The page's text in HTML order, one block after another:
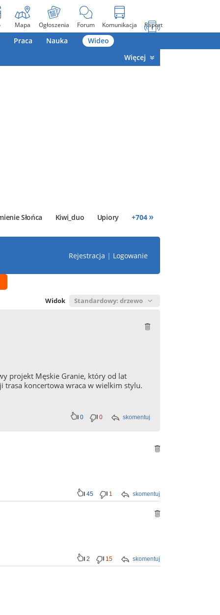
Mapa Ogłoszenia Forum Komunikacja Raport
Praca Nauka
Wideo
Więcej
Słońca Kiwi_duo Upiory +704 »
Rejestracja | Logowanie
Widok
projekt Męskie Granie, który od lat
trasa koncertowa wraca w wielkim stylu.
skomentuj
0 0
skomentuj
45 1
skomentuj
2 15